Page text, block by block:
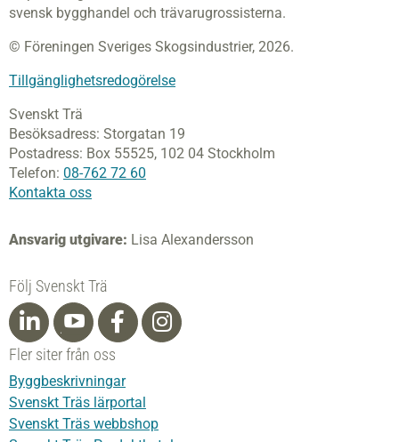
svensk bygghandel och trävarugrossisterna.
© Föreningen Sveriges Skogsindustrier, 2026.
Tillgänglighetsredogörelse
Svenskt Trä
Besöksadress: Storgatan 19
Postadress: Box 55525, 102 04 Stockholm
Telefon: 08-762 72 60
Kontakta oss
Ansvarig utgivare: Lisa Alexandersson
Följ Svenskt Trä
Fler siter från oss
Byggbeskrivningar
Svenskt Träs lärportal
Svenskt Träs webbshop